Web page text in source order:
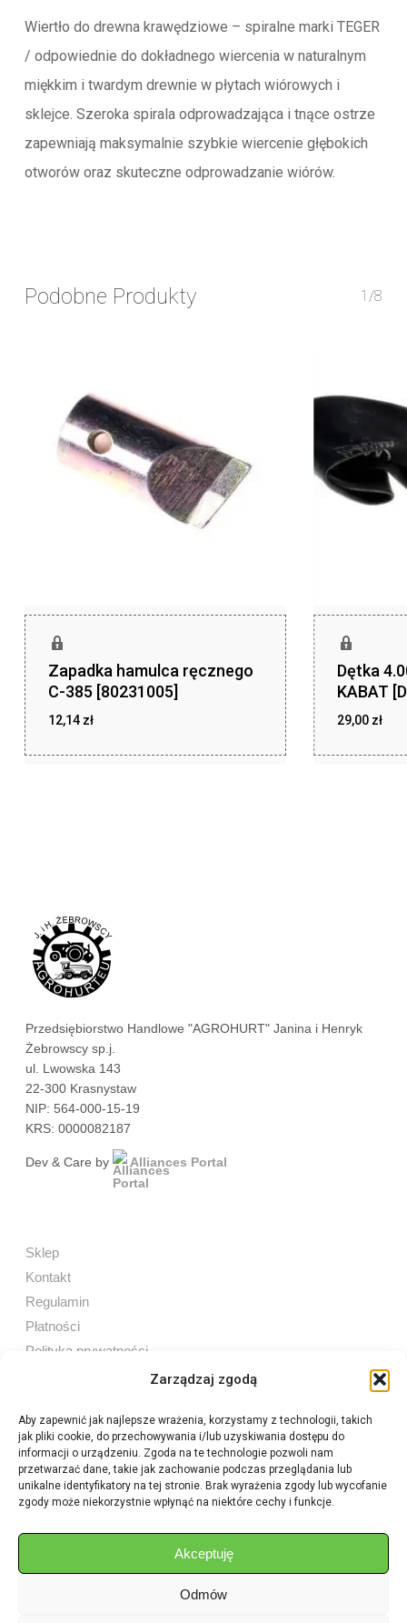
Zarządzaj zgodą
Aby zapewnić jak najlepsze wrażenia, korzystamy z technologii, takich
jak pliki cookie, do przechowywania i/lub uzyskiwania dostępu do
informacji o urządzeniu. Zgoda na te technologie pozwoli nam
przetwarzać dane, takie jak zachowanie podczas przeglądania lub
unikalne identyfikatory na tej stronie. Brak wyrażenia zgody lub wycofanie
zgody może niekorzystnie wpłynąć na niektóre cechy i funkcje.
Akceptuję
Odmów
Wiertło do drewna krawędziowe – spiralne marki TEGER
/ odpowiednie do dokładnego wiercenia w naturalnym
miękkim i twardym drewnie w płytach wiórowych i
sklejce. Szeroka spirala odprowadzająca i tnące ostrze
zapewniają maksymalnie szybkie wiercenie głębokich
otworów oraz skuteczne odprowadzanie wiórów.
Podobne Produkty 1/8
Zapadka hamulca ręcznego
C-385 [80231005]
12,14 zł
Dętka
KABAT
29,00 zł
Przedsiębiorstwo Handlowe "AGROHURT" Janina i Henryk
Żebrowscy sp.j.
ul. Lwowska 143
22-300 Krasnystaw
NIP: 564-000-15-19
KRS: 0000082187
Dev & Care by Alliances Portal
Sklep
Kontakt
Regulamin
Płatności
Polityka prywatności
Sprzedaż internetowa
Tel:605 603 753
Sprzedaż detaliczna
aukcje.agrohurt@gmail.com